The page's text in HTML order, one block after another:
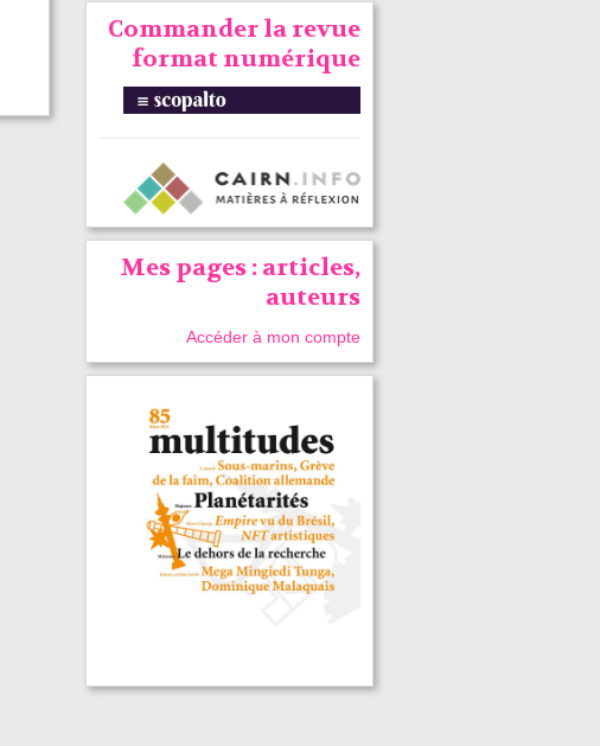
Commander la revue
format numérique
Mes pages : articles,
auteurs
Accéder à mon compte